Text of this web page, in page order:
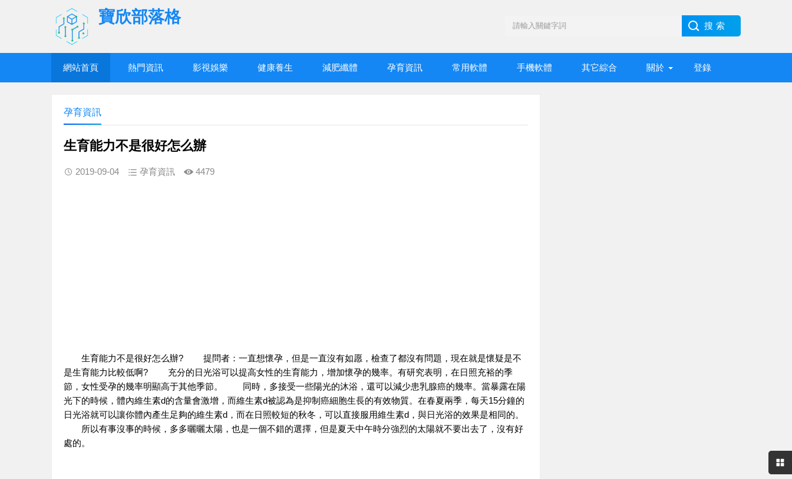
寶欣部落格
網站首頁 熱門資訊 影視娛樂 健康養生 減肥纖體 孕育資訊 常用軟體 手機軟體 其它綜合 關於 登錄
孕育資訊
生育能力不是很好怎么辦
2019-09-04 孕育資訊 4479
生育能力不是很好怎么辦? 提問者：一直想懷孕，但是一直沒有如愿，檢查了都沒有問題，現在就是懷疑是不
是生育能力比較低啊? 充分的日光浴可以提高女性的生育能力，增加懷孕的幾率。有研究表明，在日照充裕的季
節，女性受孕的幾率明顯高于其他季節。 同時，多接受一些陽光的沐浴，還可以減少患乳腺癌的幾率。當暴露在陽
光下的時候，體內維生素d的含量會激增，而維生素d被認為是抑制癌細胞生長的有效物質。在春夏兩季，每天15分鐘的
日光浴就可以讓你體內產生足夠的維生素d，而在日照較短的秋冬，可以直接服用維生素d，與日光浴的效果是相同的。
所以有事沒事的時候，多多曬曬太陽，也是一個不錯的選擇，但是夏天中午時分強烈的太陽就不要出去了，沒有好
處的。